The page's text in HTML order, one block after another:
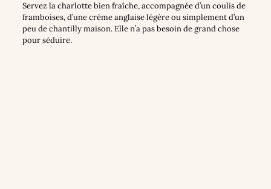
Servez la charlotte bien fraîche, accompagnée d’un coulis de
framboises, d’une crème anglaise légère ou simplement d’un
peu de chantilly maison. Elle n’a pas besoin de grand chose
pour séduire.